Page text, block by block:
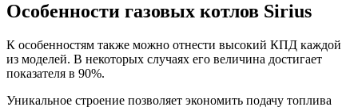
Особенности газовых котлов Sirius
К особенностям также можно отнести высокий КПД каждой
из моделей. В некоторых случаях его величина достигает
показателя в 90%.
Уникальное строение позволяет экономить подачу топлива